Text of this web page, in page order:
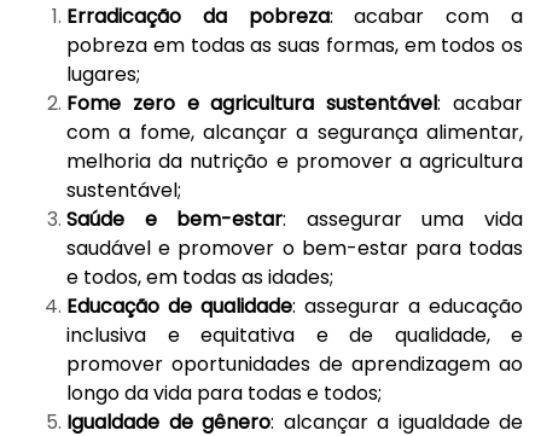
Erradicação da pobreza: acabar com a
pobreza em todas as suas formas, em todos os
lugares;
Fome zero e agricultura sustentável: acabar
com a fome, alcançar a segurança alimentar,
melhoria da nutrição e promover a agricultura
sustentável;
Saúde e bem-estar: assegurar uma vida
saudável e promover o bem-estar para todas
e todos, em todas as idades;
Educação de qualidade: assegurar a educação
inclusiva e equitativa e de qualidade, e
promover oportunidades de aprendizagem ao
longo da vida para todas e todos;
Igualdade de gênero: alcançar a igualdade de